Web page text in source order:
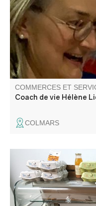
les jeunes et les
(cours) et français pour
avec ou sans
COMMERCES ET
Coach de vie Hélène
COLMARS
Commerce de
fruits et légumes,
charcuterie de Thoard,
pain.